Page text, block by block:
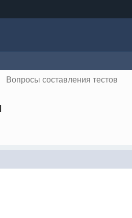
Вопросы составления тестов